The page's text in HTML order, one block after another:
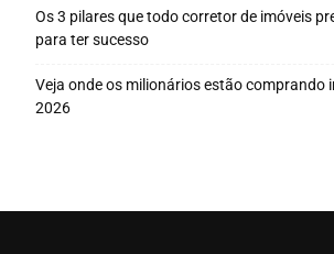
Os 3 pilares que todo corretor de imóveis
para ter sucesso
Veja onde os milionários estão comprando
2026